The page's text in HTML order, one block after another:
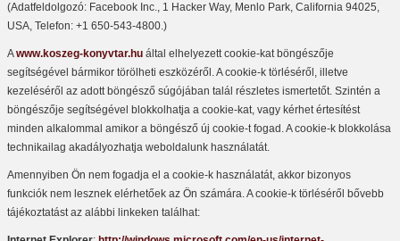
(Adatfeldolgozó: Facebook Inc., 1 Hacker Way, Menlo Park, California 94025,
USA, Telefon: +1 650-543-4800.)
Awww.koszeg-konyvtar.hu által elhelyezett cookie-kat böngészője
segítségével bármikor törölheti eszközéről. A cookie-k törléséről, illetve
kezeléséről az adott böngésző súgójában talál részletes ismertetőt. Szintén a
böngészője segítségével blokkolhatja a cookie-kat, vagy kérhet értesítést
minden alkalommal amikor a böngésző új cookie-t fogad. A cookie-k blokkolása
technikailag akadályozhatja weboldalunk használatát.
Amennyiben Ön nem fogadja el a cookie-k használatát, akkor bizonyos
funkciók nem lesznek elérhetőek az Ön számára. A cookie-k törléséről bővebb
tájékoztatást az alábbi linkeken találhat: